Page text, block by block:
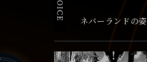
ネバーランドの姿